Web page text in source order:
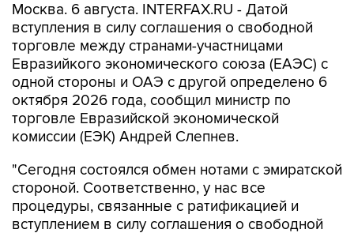
Москва. 6 августа. INTERFAX.RU - Датой
вступления в силу соглашения о свободной
торговле между странами-участницами
Евразийкого экономического союза (ЕАЭС) с
одной стороны и ОАЭ с другой определено 6
октября 2026 года, сообщил министр по
торговле Евразийской экономической
комиссии (ЕЭК) Андрей Слепнев.
"Сегодня состоялся обмен нотами с эмиратской
стороной. Соответственно, у нас все
процедуры, связанные с ратификацией и
вступлением в силу соглашения о свободной